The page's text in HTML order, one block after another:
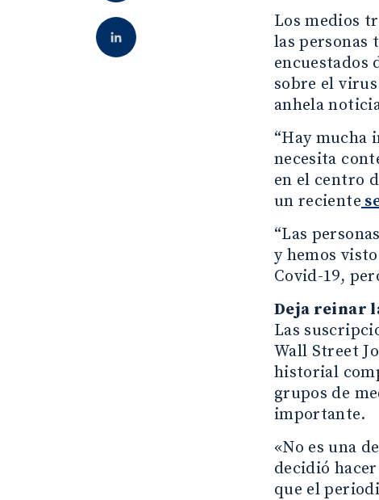
Los medios
las personas
encuestados
sobre el
anhela
“Hay mucha
necesita
en el centro
un reciente
“Las
y hemos
Covid-19,
Deja reinar
Las
Wall Street
historial
grupos de
importante.
«No es una
decidió
que el